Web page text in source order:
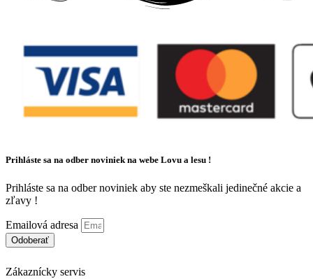
Prihláste sa na odber noviniek na webe Lovu a lesu !
Prihláste sa na odber noviniek aby ste nezmeškali jedinečné akcie a
zľavy !
Emailová adresa
Odoberať
Zákaznícky servis